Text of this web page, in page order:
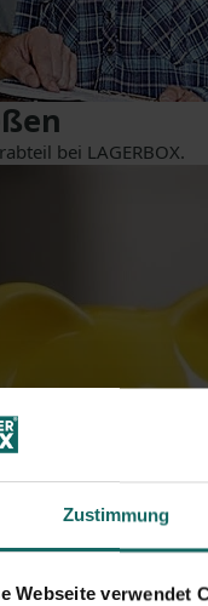
Zustimmung
Webseite verwendet
bei LAGERBOX.